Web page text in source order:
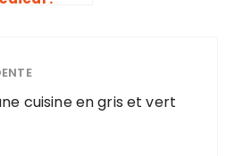
cuisine en gris et vert